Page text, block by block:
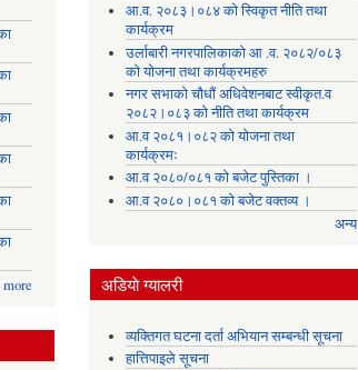
more
आ.व. २०८३।०८४ को स्विकृत नीति तथा
कार्यक्रम
उर्लाबारी नगरपालिकाको आ .व. २०८२/०८३
को योजना तथा कार्यक्रमहरु
नगर सभाको चौधौं अधिवेशनबाट स्वीकृत.व
२०८२।०८३ को नीति तथा कार्यक्रम
आ.व २०८१।०८२ को योजना तथा
कार्यक्रमः
आ.व २०८०/०८१ को बजेट पुस्तिका ।
आ.व २०८०।०८१ को बजेट वक्तव्य ।
अन्य
अडियाे ग्यालरी
व्यक्तिगत घटना दर्ता अभियान सम्बन्धी सूचना
हात्तिपाइले सूचना